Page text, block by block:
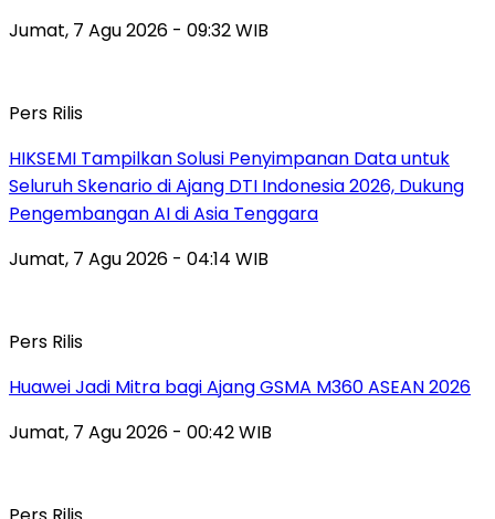
Jumat, 7 Agu 2026 - 09:32 WIB
Pers Rilis
HIKSEMI Tampilkan Solusi Penyimpanan Data untuk
Seluruh Skenario di Ajang DTI Indonesia 2026, Dukung
Pengembangan AI di Asia Tenggara
Jumat, 7 Agu 2026 - 04:14 WIB
Pers Rilis
Huawei Jadi Mitra bagi Ajang GSMA M360 ASEAN 2026
Jumat, 7 Agu 2026 - 00:42 WIB